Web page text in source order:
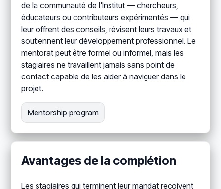
de la communauté de l'Institut — chercheurs,
éducateurs ou contributeurs expérimentés — qui
leur offrent des conseils, révisent leurs travaux et
soutiennent leur développement professionnel. Le
mentorat peut être formel ou informel, mais les
stagiaires ne travaillent jamais sans point de
contact capable de les aider à naviguer dans le
projet.
Mentorship program
Avantages de la complétion
Les stagiaires qui terminent leur mandat reçoivent